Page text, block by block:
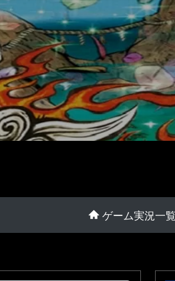
ゲーム実況一